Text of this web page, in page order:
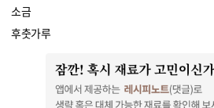
소금
후춧가루